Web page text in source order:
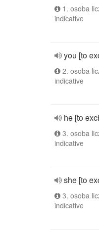
1. osoba
indicative
you [to
2. osoba
indicative
he [to
3. osoba
indicative
she [to
3. osoba
indicative